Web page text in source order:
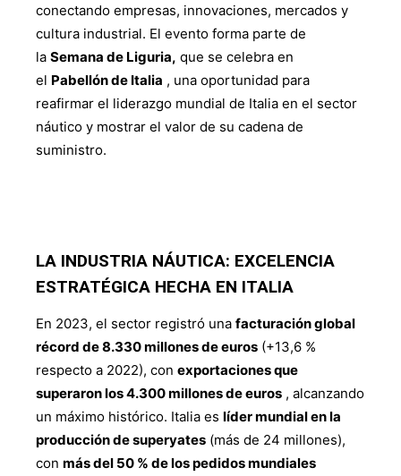
conectando empresas, innovaciones, mercados y
cultura industrial. El evento forma parte de
la Semana de Liguria, que se celebra en
el Pabellón de Italia , una oportunidad para
reafirmar el liderazgo mundial de Italia en el sector
náutico y mostrar el valor de su cadena de
suministro.
LA INDUSTRIA NÁUTICA: EXCELENCIA
ESTRATÉGICA HECHA EN ITALIA
En 2023, el sector registró una facturación global
récord de 8.330 millones de euros (+13,6 %
respecto a 2022), con exportaciones que
superaron los 4.300 millones de euros , alcanzando
un máximo histórico. Italia es líder mundial en la
producción de superyates (más de 24 millones),
con más del 50 % de los pedidos mundiales